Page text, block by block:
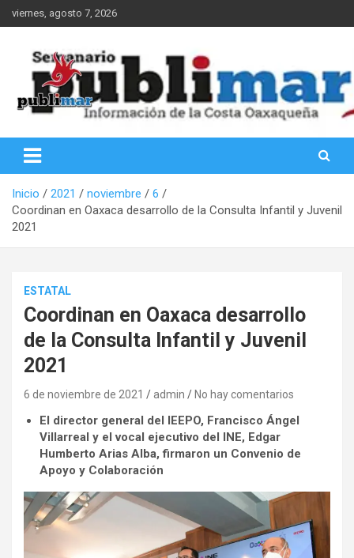
Saltar
al
viernes, agosto 7, 2026
PubliMar
Inicio 2021 noviembre
6
Coordinan en Oaxaca desarrollo de la Consulta Infantil y Juvenil
2021
ESTATAL
Coordinan en Oaxaca desarrollo
de la Consulta Infantil y Juvenil
2021
6 de noviembre de 2021 admin No hay comentarios
El director general del IEEPO, Francisco Ángel
Villarreal y el vocal ejecutivo del INE, Edgar
Humberto Arias Alba, firmaron un Convenio de
Apoyo y Colaboración